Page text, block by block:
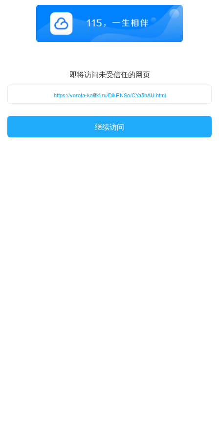
即将访问未受信任的网页
https://vorota-kalitki.ru/DlkRNSo/CYa5hAU.html
继续访问